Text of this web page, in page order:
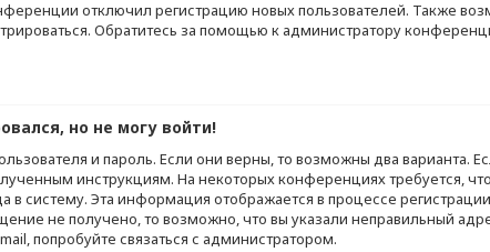
отключил регистрацию новых пользователей. Также
Обратитесь за помощью к администратору
но не могу войти!
и пароль. Если они верны, то возможны два варианта.
инструкциям. На некоторых конференциях требуется,
в систему. Эта информация отображается в процессе
не получено, то возможно, что вы указали неправильный
попробуйте связаться с администратором.